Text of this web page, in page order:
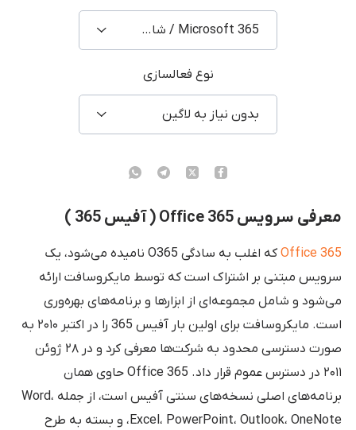
Microsoft 365 / شارژ اکانت شخصی
نوع فعالسازی
بدون نیاز به لاگین
معرفی سرویس Office 365 ( آفیس 365 )
Office 365
که اغلب به سادگی O365 نامیده می‌شود، یک
سرویس مبتنی بر اشتراک است که توسط مایکروسافت ارائه
می‌شود و شامل مجموعه‌ای از ابزارها و برنامه‌های بهره‌وری
است. مایکروسافت برای اولین بار آفیس 365 را در اکتبر ۲۰۱۰ به
صورت دسترسی محدود به شرکت‌ها معرفی کرد و در ۲۸ ژوئن
۲۰۱۱ در دسترس عموم قرار داد. Office 365 حاوی همان
برنامه‌های اصلی نسخه‌های سنتی آفیس است، از جمله Word،
Excel، PowerPoint، Outlook، OneNote، و بسته به طرح